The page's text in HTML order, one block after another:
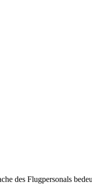
des Flugpersonals